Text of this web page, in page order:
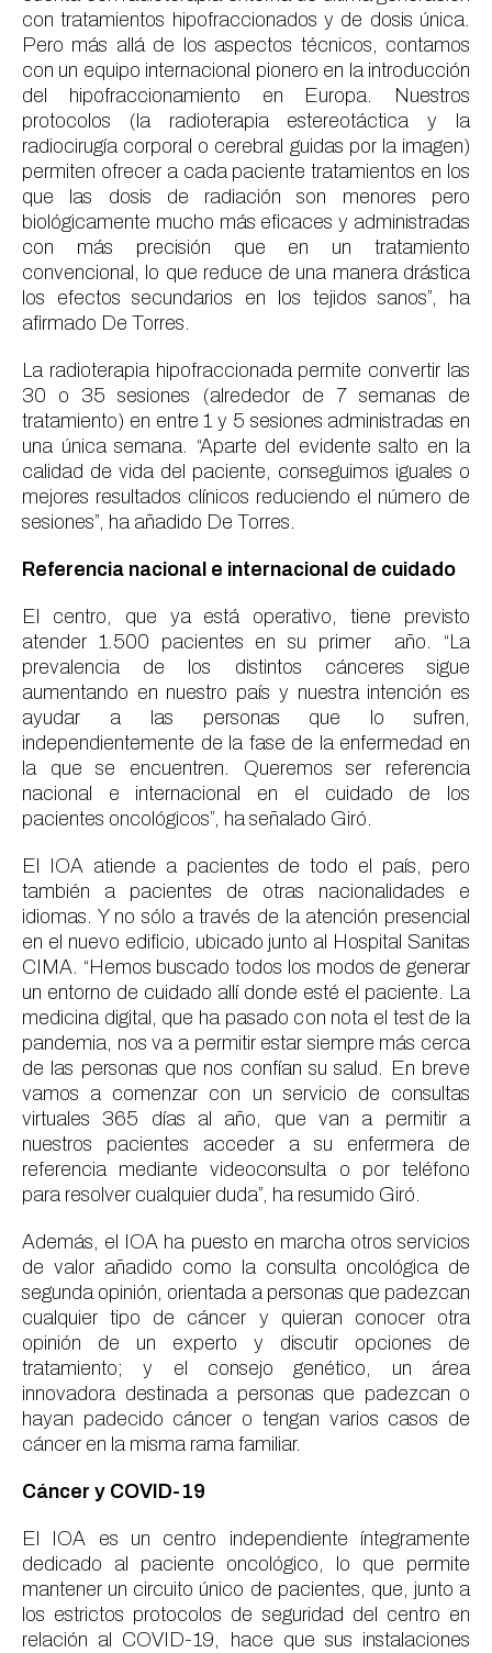
con tratamientos hipofraccionados y de dosis única.
Pero más allá de los aspectos técnicos, contamos
con un equipo internacional pionero en la introducción
del hipofraccionamiento en Europa. Nuestros
protocolos (la radioterapia estereotáctica y la
radiocirugía corporal o cerebral guidas por la imagen)
permiten ofrecer a cada paciente tratamientos en los
que las dosis de radiación son menores pero
biológicamente mucho más eficaces y administradas
con más precisión que en un tratamiento
convencional, lo que reduce de una manera drástica
los efectos secundarios en los tejidos sanos”, ha
afirmado De Torres.
La radioterapia hipofraccionada permite convertir las
30 o 35 sesiones (alrededor de 7 semanas de
tratamiento) en entre 1 y 5 sesiones administradas en
una única semana. “Aparte del evidente salto en la
calidad de vida del paciente, conseguimos iguales o
mejores resultados clínicos reduciendo el número de
sesiones”, ha añadido De Torres.
Referencia nacional e internacional de cuidado
El centro, que ya está operativo, tiene previsto
atender 1.500 pacientes en su primer año. “La
prevalencia de los distintos cánceres sigue
aumentando en nuestro país y nuestra intención es
ayudar a las personas que lo sufren,
independientemente de la fase de la enfermedad en
la que se encuentren. Queremos ser referencia
nacional e internacional en el cuidado de los
pacientes oncológicos”, ha señalado Giró.
El IOA atiende a pacientes de todo el país, pero
también a pacientes de otras nacionalidades e
idiomas. Y no sólo a través de la atención presencial
en el nuevo edificio, ubicado junto al Hospital Sanitas
CIMA. “Hemos buscado todos los modos de generar
un entorno de cuidado allí donde esté el paciente. La
medicina digital, que ha pasado con nota el test de la
pandemia, nos va a permitir estar siempre más cerca
de las personas que nos confían su salud. En breve
vamos a comenzar con un servicio de consultas
virtuales 365 días al año, que van a permitir a
nuestros pacientes acceder a su enfermera de
referencia mediante videoconsulta o por teléfono
para resolver cualquier duda”, ha resumido Giró.
Además, el IOA ha puesto en marcha otros servicios
de valor añadido como la consulta oncológica de
segunda opinión, orientada a personas que padezcan
cualquier tipo de cáncer y quieran conocer otra
opinión de un experto y discutir opciones de
tratamiento; y el consejo genético, un área
innovadora destinada a personas que padezcan o
hayan padecido cáncer o tengan varios casos de
cáncer en la misma rama familiar.
Cáncer y COVID-19
El IOA es un centro independiente íntegramente
dedicado al paciente oncológico, lo que permite
mantener un circuito único de pacientes, que, junto a
los estrictos protocolos de seguridad del centro en
relación al COVID-19, hace que sus instalaciones